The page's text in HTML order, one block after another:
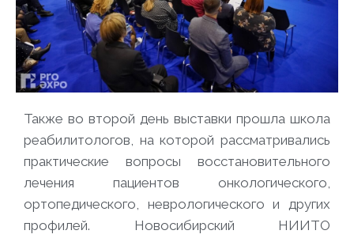
Также во второй день выставки прошла школа
реабилитологов, на которой рассматривались
практические вопросы восстановительного
лечения пациентов онкологического,
ортопедического, неврологического и других
профилей. Новосибирский НИИТО